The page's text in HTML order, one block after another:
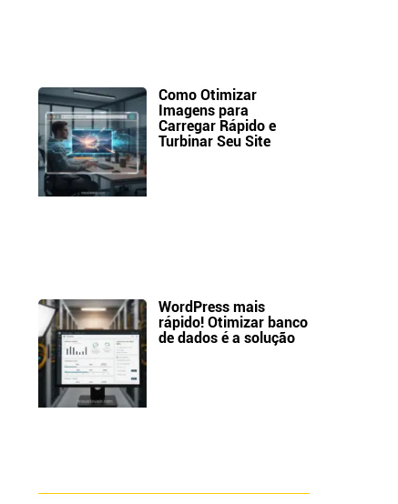
Como Otimizar
Imagens para
Carregar Rápido e
Turbinar Seu Site
WordPress mais
rápido! Otimizar banco
de dados é a solução